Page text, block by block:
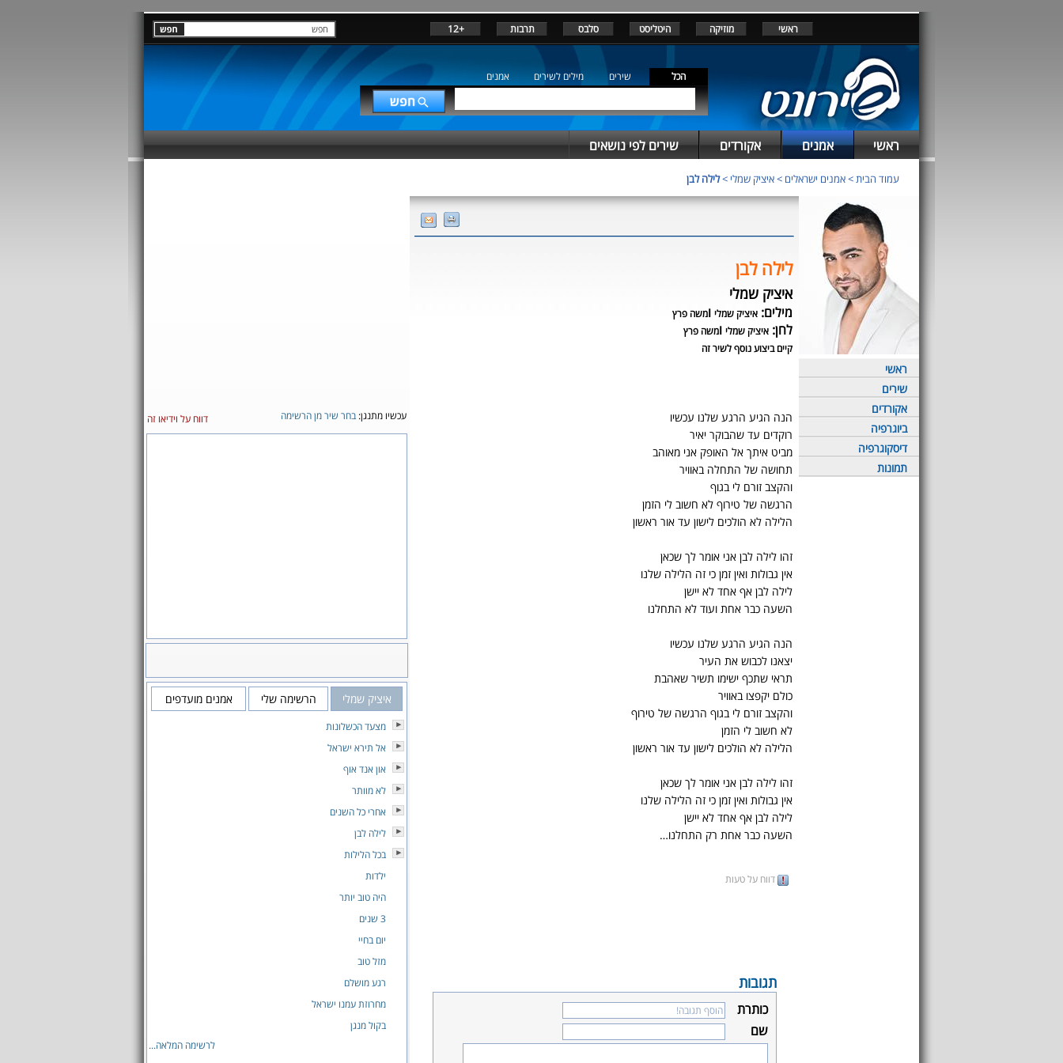
ראשי מוזיקה היטליסט סלבס תרבות +12
הכל שירים מילים לשירים אמנים
ראשי אמנים אקורדים שירים לפי נושאים
עמוד הבית>אמנים ישראלים >איציק שמלי >לילה לבן
ראשי
שירים
אקורדים
ביוגרפיה
דיסקוגרפיה
תמונות
לילה לבן
איציק שמלי
מילים: איציק שמלי ומשה פרץ
לחן: איציק שמלי ומשה פרץ
קיים ביצוע נוסף לשיר זה
הנה הגיע הרגע שלנו עכשיו
רוקדים עד שהבוקר יאיר
מביט איתך אל האופק אני מאוהב
תחושה של התחלה באוויר
והקצב זורם לי בגוף
הרגשה של טירוף לא חשוב לי הזמן
הלילה לא הולכים לישון עד אור ראשון
זהו לילה לבן אני אומר לך שכאן
אין גבולות ואין זמן כי זה הלילה שלנו
לילה לבן אף אחד לא יישן
השעה כבר אחת ועוד לא התחלנו
הנה הגיע הרגע שלנו עכשיו
יצאנו לכבוש את העיר
תראי שתכף ישימו תשיר שאהבת
כולם יקפצו באוויר
והקצב זורם לי בגוף הרגשה של טירוף
לא חשוב לי הזמן
הלילה לא הולכים לישון עד אור ראשון
זהו לילה לבן אני אומר לך שכאן
אין גבולות ואין זמן כי זה הלילה שלנו
לילה לבן אף אחד לא יישן
השעה כבר אחת רק התחלנו…
דווח על טעות
תגובות
כותרת
שם
עכשיו מתנגן: בחר שיר מן הרשימה דווח על וידיאו זה
איציק שמלי הרשימה שלי אמנים מועדפים
מצעד הכשלונות
אל תירא ישראל
און אנד אוף
לא מוותר
אחרי כל השנים
לילה לבן
בכל הלילות
ילדות
היה טוב יותר
3 שנים
יום בחיי
מזל טוב
רגע מושלם
מחרוזת עמנו ישראל
בקול מנגן
לרשימה המלאה...